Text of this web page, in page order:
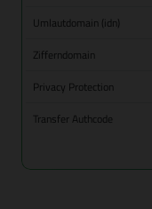
Umlautdomain (idn)
Zifferndomain
Privacy Protection
Transfer Authcode